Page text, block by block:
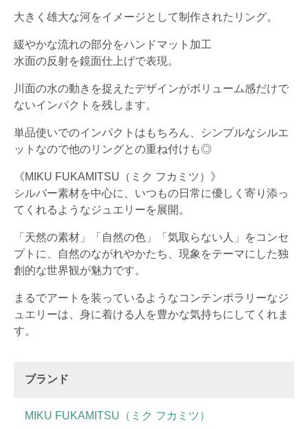
大きく雄大な河をイメージとして制作されたリング。
緩やかな流れの部分をハンドマット加工
水面の反射を鏡面仕上げで表現。
川面の水の動きを捉えたデザインがボリューム感だけで
ないインパクトを残します。
単品使いでのインパクトはもちろん、シンプルなシルエ
ットなので他のリングとの重ね付けも◎
《MIKU FUKAMITSU（ミク フカミツ）》
シルバー素材を中心に、いつもの日常に優しく寄り添っ
てくれるようなジュエリーを展開。
「天然の素材」「自然の色」「気取らない人」をコンセ
プトに、自然のながれやかたち、現象をテーマにした独
創的な世界観が魅力です。
まるでアートを装っているようなコンテンポラリーなジ
ュエリーは、身に着ける人を豊かな気持ちにしてくれま
す。
ブランド
MIKU FUKAMITSU（ミク フカミツ）